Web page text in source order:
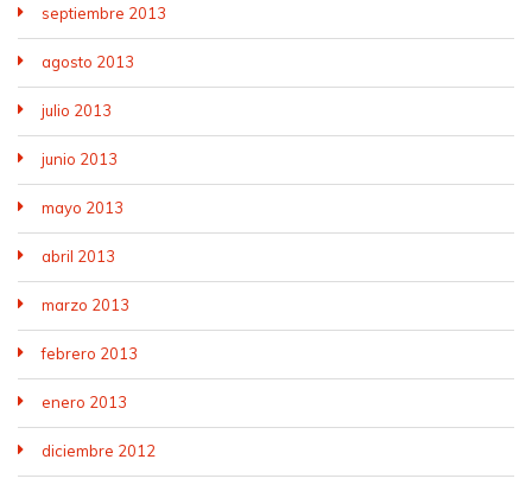
septiembre 2013
agosto 2013
julio 2013
junio 2013
mayo 2013
abril 2013
marzo 2013
febrero 2013
enero 2013
diciembre 2012